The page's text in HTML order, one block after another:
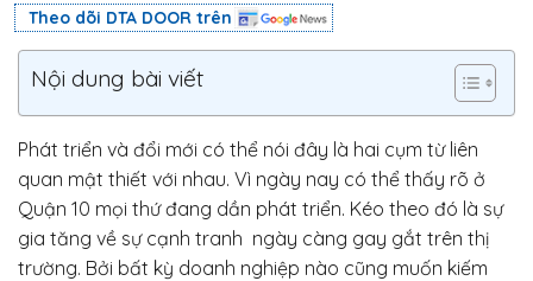
Theo dõi DTA DOOR trên
Nội dung bài viết
Phát triển và đổi mới có thể nói đây là hai cụm từ liên
quan mật thiết với nhau. Vì ngày nay có thể thấy rõ ở
Quận 10 mọi thứ đang dần phát triển. Kéo theo đó là sự
gia tăng về sự cạnh tranh ngày càng gay gắt trên thị
trường. Bởi bất kỳ doanh nghiệp nào cũng muốn kiếm